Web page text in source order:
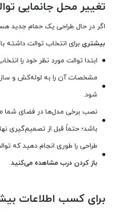
تغییر محل جا‌نمایی
اگر در حال طراحی یک حمام جدید
بیشتری برای انتخاب توالت داشته
ابتدا توالت مورد نظر خود را
مشخصات آن را به لوله‌کش و
شود.
نصب برخی مدل‌ها در فضای شما
باشد؛ حتماً قبل از تصمیم‌گیری
طراحی را طوری انجام دهید که
باز کردن درب مشاهده می‌کنید.
برای کسب اطلاعات